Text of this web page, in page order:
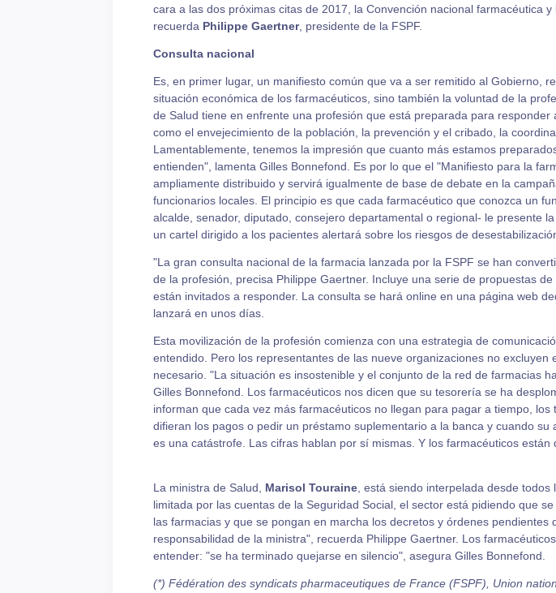
cara a las dos próximas citas de 2017, la Convención nacional farmacéutica
recuerda Philippe Gaertner, presidente de la FSPF.
Consulta nacional
Es, en primer lugar, un manifiesto común que va a ser remitido al Gobierno,
situación económica de los farmacéuticos, sino también la voluntad de la
de Salud tiene en enfrente una profesión que está preparada para responder
como el envejecimiento de la población, la prevención y el cribado, la
Lamentablemente, tenemos la impresión que cuanto más estamos
entienden", lamenta Gilles Bonnefond. Es por lo que el "Manifiesto para la
ampliamente distribuido y servirá igualmente de base de debate en la
funcionarios locales. El principio es que cada farmacéutico que conozca un
alcalde, senador, diputado, consejero departamental o regional- le presente
un cartel dirigido a los pacientes alertará sobre los riesgos de
"La gran consulta nacional de la farmacia lanzada por la FSPF se han
de la profesión, precisa Philippe Gaertner. Incluye una serie de propuestas
están invitados a responder. La consulta se hará online en una página web
lanzará en unos días.
Esta movilización de la profesión comienza con una estrategia de
entendido. Pero los representantes de las nueve organizaciones no excluyen
necesario. "La situación es insostenible y el conjunto de la red de farmacias
Gilles Bonnefond. Los farmacéuticos nos dicen que su tesorería se ha
informan que cada vez más farmacéuticos no llegan para pagar a tiempo, los
difieran los pagos o pedir un préstamo suplementario a la banca y cuando su
es una catástrofe. Las cifras hablan por sí mismas. Y los farmacéuticos están
La ministra de Salud, Marisol Touraine, está siendo interpelada desde todos
limitada por las cuentas de la Seguridad Social, el sector está pidiendo que
las farmacias y que se pongan en marcha los decretos y órdenes pendientes
responsabilidad de la ministra", recuerda Philippe Gaertner. Los
entender: "se ha terminado quejarse en silencio", asegura Gilles Bonnefond.
(*) Fédération des syndicats pharmaceutiques de France (FSPF), Union